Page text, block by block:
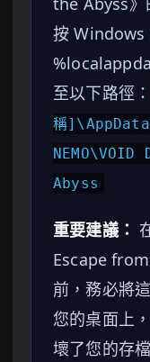
按 Windows
至以下路徑：
稱
Abyss
重要建議：
Escape
前，務必將
您的桌面上
壞了您的存